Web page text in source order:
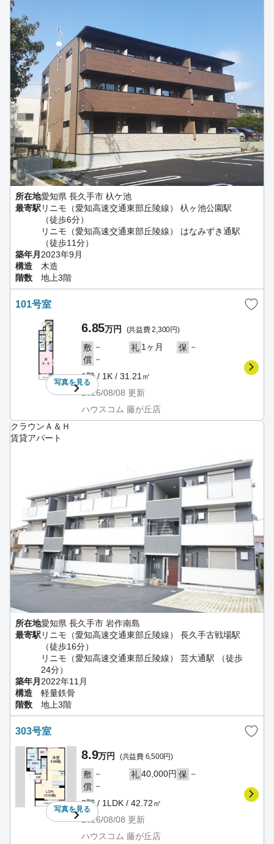
所在地愛知県 長久手市 杁ケ池
最寄駅リニモ（愛知高速交通東部丘陵線） 杁ヶ池公園駅
（徒歩6分）
リニモ（愛知高速交通東部丘陵線） はなみずき通駅
（徒歩11分）
築年月 2023年9月
構造
木造
階数
地上3階
101号室
写真を見る
6.85万円 (共益費 2,300円)
敷 － 礼 1ヶ月 保 －
償 －
1階 / 1K / 31.21㎡
2026/08/08 更新
ハウスコム 藤が丘店
クラウンＡ＆Ｈ
賃貸アパート
所在地愛知県 長久手市 岩作南島
最寄駅リニモ（愛知高速交通東部丘陵線） 長久手古戦場駅
（徒歩16分）
リニモ（愛知高速交通東部丘陵線） 芸大通駅 （徒歩
24分）
築年月 2022年11月
構造
軽量鉄骨
階数
地上3階
303号室
写真を見る
8.9万円 (共益費 6,500円)
敷 － 礼40,000円 保 －
償 －
3階 / 1LDK / 42.72㎡
2026/08/08 更新
ハウスコム 藤が丘店